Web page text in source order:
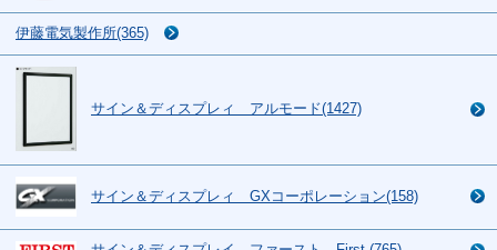
伊藤電気製作所(365)
サイン＆ディスプレィ アルモード(1427)
サイン＆ディスプレィ GXコーポレーション(158)